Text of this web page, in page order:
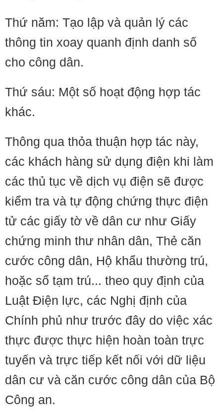
Thứ năm: Tạo lập và quản lý các
thông tin xoay quanh định danh số
cho công dân.
Thứ sáu: Một số hoạt động hợp tác
khác.
Thông qua thỏa thuận hợp tác này,
các khách hàng sử dụng điện khi làm
các thủ tục về dịch vụ điện sẽ được
kiểm tra và tự động chứng thực điện
tử các giấy tờ về dân cư như Giấy
chứng minh thư nhân dân, Thẻ căn
cước công dân, Hộ khẩu thường trú,
hoặc sổ tạm trú... theo quy định của
Luật Điện lực, các Nghị định của
Chính phủ như trước đây do việc xác
thực được thực hiện hoàn toàn trực
tuyến và trực tiếp kết nối với dữ liệu
dân cư và căn cước công dân của Bộ
Công an.